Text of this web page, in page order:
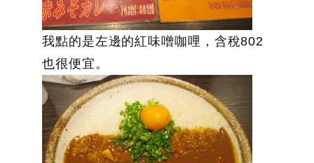
我點的是左邊的紅味噌咖哩，含稅802
也很便宜。